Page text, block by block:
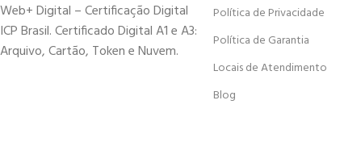
Web+ Digital – Certificação Digital
ICP Brasil. Certificado Digital A1 e A3:
Arquivo, Cartão, Token e Nuvem.
Política de Privacidade
Política de Garantia
Locais de Atendimento
Blog